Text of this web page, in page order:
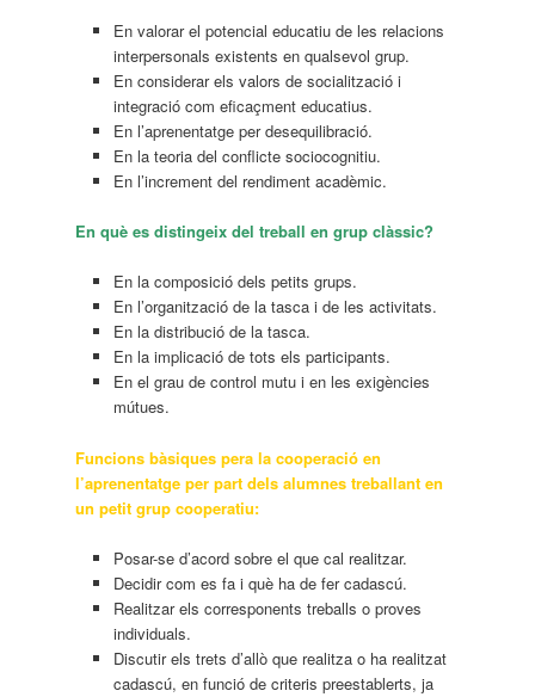
En valorar el potencial educatiu de les relacions
interpersonals existents en qualsevol grup.
En considerar els valors de socialització i
integració com eficaçment educatius.
En l’aprenentatge per desequilibració.
En la teoria del conflicte sociocognitiu.
En l’increment del rendiment acadèmic.
En què es distingeix del treball en grup clàssic?
En la composició dels petits grups.
En l’organització de la tasca i de les activitats.
En la distribució de la tasca.
En la implicació de tots els participants.
En el grau de control mutu i en les exigències
mútues.
Funcions bàsiques pera la cooperació en
l’aprenentatge per part dels alumnes treballant en
un petit grup cooperatiu:
Posar-se d’acord sobre el que cal realitzar.
Decidir com es fa i què ha de fer cadascú.
Realitzar els corresponents treballs o proves
individuals.
Discutir els trets d’allò que realitza o ha realitzat
cadascú, en funció de criteris preestablerts, ja